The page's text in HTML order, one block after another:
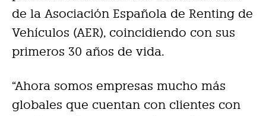
de la Asociación Española de Renting de
Vehículos (AER), coincidiendo con sus
primeros 30 años de vida.
“Ahora somos empresas mucho más
globales que cuentan con clientes con